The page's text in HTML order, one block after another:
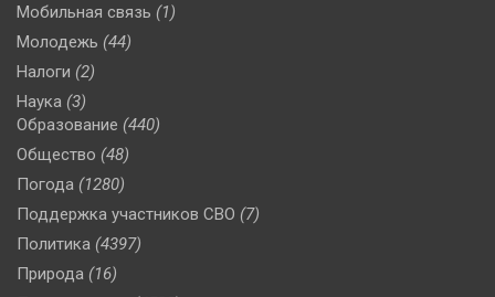
Мобильная связь (1)
Молодежь (44)
Налоги (2)
Наука (3)
Образование (440)
Общество (48)
Погода (1280)
Поддержка участников СВО (7)
Политика (4397)
Природа (16)